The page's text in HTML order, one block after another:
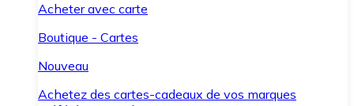
Acheter avec carte
Boutique - Cartes
Nouveau
Achetez des cartes-cadeaux de vos marques